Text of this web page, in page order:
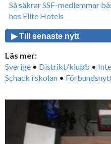
Så säkrar SSF-medlemmar
hos Elite Hotels
▶ Till senaste nytt
Läs mer:
Sverige • Distrikt/klubb •
Schack i skolan •